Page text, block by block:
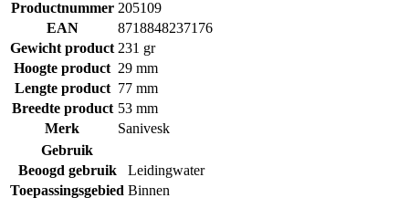
Productnummer 205109
EAN
8718848237176
Gewicht product 231 gr
Hoogte product 29 mm
Lengte product 77 mm
Breedte product 53 mm
Merk
Sanivesk
Gebruik
Beoogd gebruik
Leidingwater
Toepassingsgebied Binnen